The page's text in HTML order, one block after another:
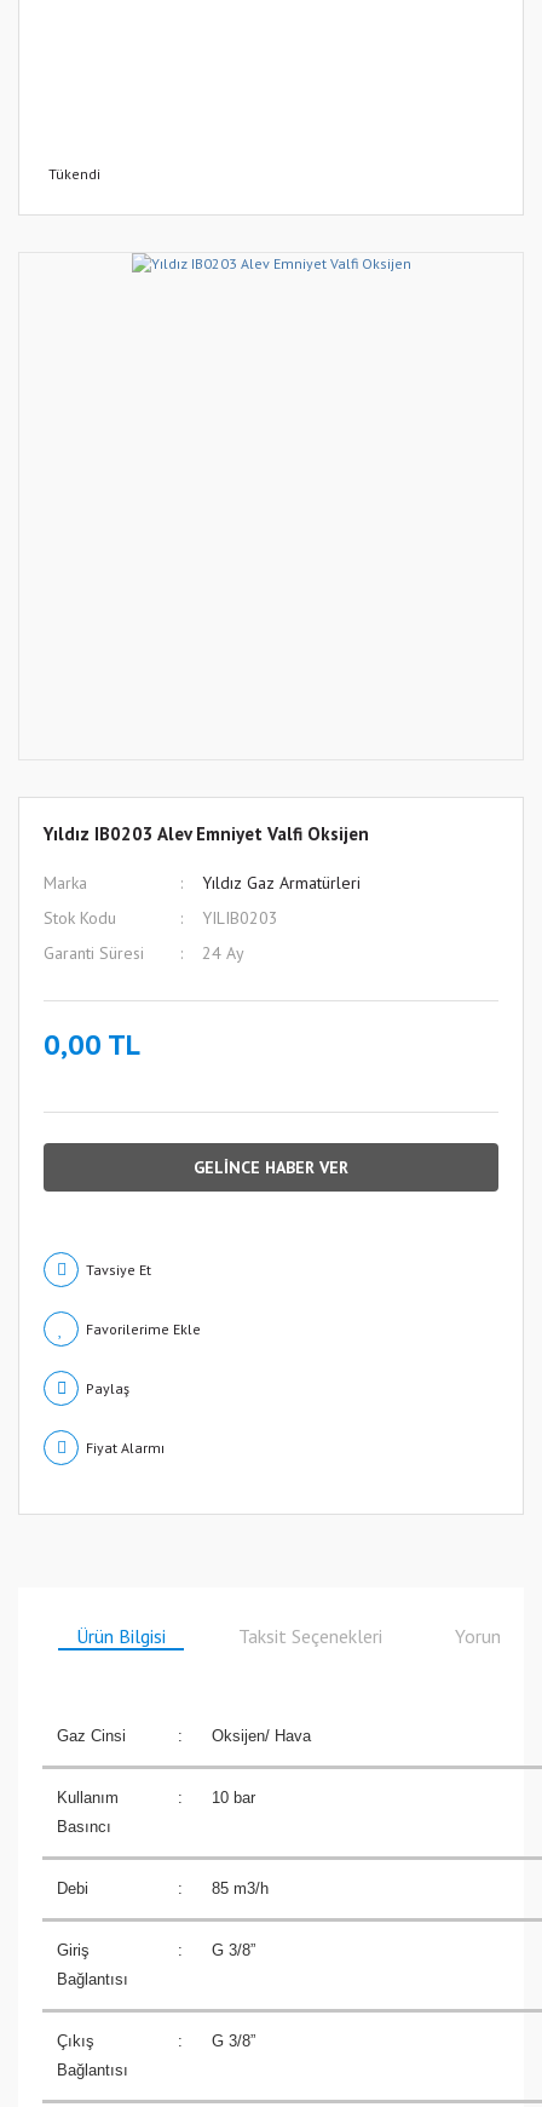
Tükendi
Yıldız IB0203 Alev Emniyet Valfi Oksijen
Marka
Yıldız Gaz Armatürleri
Stok Kodu
YILIB0203
Garanti Süresi
24 Ay
0,00 TL
GELİNCE HABER VER
Tavsiye Et
Paylaş
Fiyat Alarmı
Ürün Bilgisi Taksit Seçenekleri Yorumlar
Gaz Cinsi : Oksijen/ Hava
Kullanım
Basıncı
: 10 bar
Debi : 85 m3/h
Giriş
Bağlantısı
: G 3/8”
Çıkış
Bağlantısı
: G 3/8”